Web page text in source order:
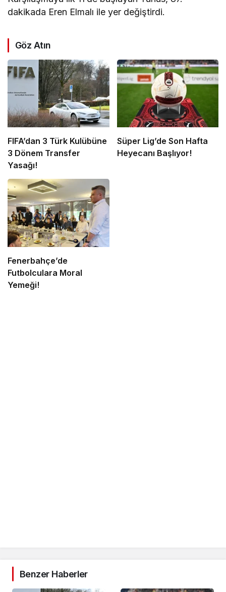
dakikada Eren Elmalı ile yer değiştirdi.
Göz Atın
FIFA’dan 3 Türk Kulübüne
3 Dönem Transfer
Yasağı!
Süper Lig’de Son Hafta
Heyecanı Başlıyor!
Fenerbahçe’de
Futbolculara Moral
Yemeği!
Benzer Haberler